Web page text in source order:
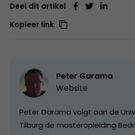
Deel dit artikel
Kopieer link
Peter Garama
Website
Peter Garama volgt aan de
Tilburg de masteropleiding